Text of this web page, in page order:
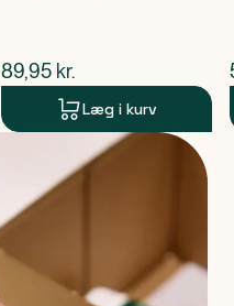
$nuværende pris
89,95 kr.
Læg i kurv